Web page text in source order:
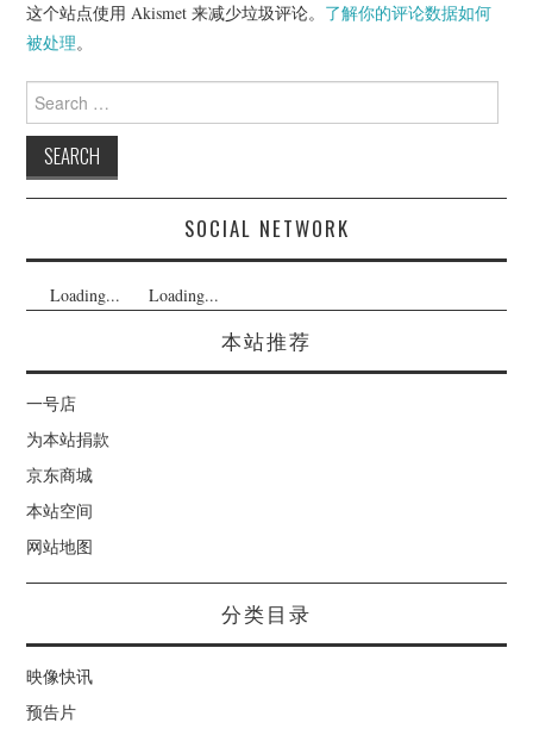
这个站点使用 Akismet 来减少垃圾评论。 了解你的评论数据如何
被处理。
Search
for:
SOCIAL NETWORK
Loading... Loading...
本站推荐
一号店
为本站捐款
京东商城
本站空间
网站地图
分类目录
映像快讯
预告片